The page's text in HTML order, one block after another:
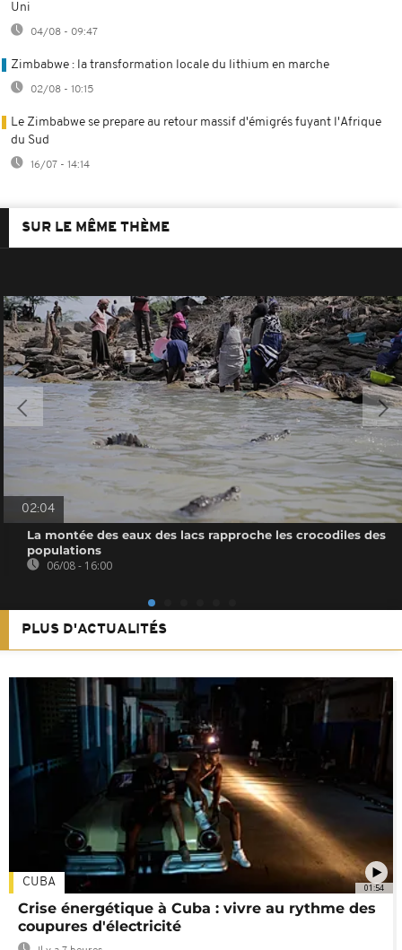
Uni
04/08 - 09:47
Zimbabwe : la transformation locale du lithium en marche
02/08 - 10:15
Le Zimbabwe se prepare au retour massif d'émigrés fuyant l'Afrique
du Sud
16/07 - 14:14
SUR LE MÊME THÈME
02:04
La montée des eaux des lacs rapproche les crocodiles des
populations
06/08 - 16:00
PLUS D'ACTUALITÉS
01:54
CUBA
Crise énergétique à Cuba : vivre au rythme des
coupures d'électricité